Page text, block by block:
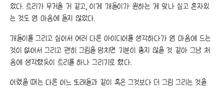
았다. 트리가 무거울 거 같고, 이게 개돌이가 원하는 게 맞나 싶고 혼자있
는 것도 영 마음에 들지 않았다.
개돌이를 그리고 싶어서 여러 다른 아이디어를 생각하다가 영 마음에 드는
것이 없어서 그리고 괜히 그림을 망치면 기분이 좋지 않을 것 같아 그냥 처
음에 생각했듯이 트리를 하나 그리기로 했다.
어렸을 때는 다른 어느 또래들과 같이 혹은 그것보다 더 그림 그리는 것을